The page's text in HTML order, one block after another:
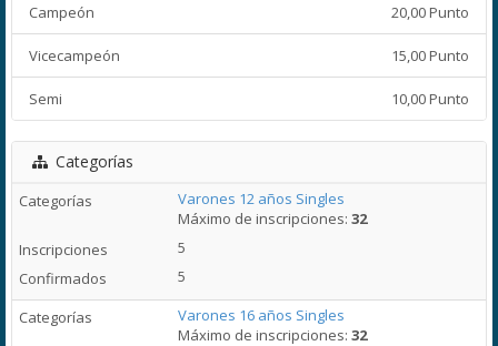
Campeón 20,00 Punto
Vicecampeón 15,00 Punto
Semi 10,00 Punto
Categorías
Varones 12 años Singles
Máximo de inscripciones:32
5
5
Varones 16 años Singles
Máximo de inscripciones:32